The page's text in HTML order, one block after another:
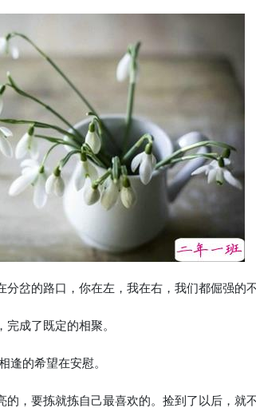
岔的路口，你在左，我在右，我们都倔强的不
成了既定的相聚。
逢的希望在安慰。
，要拣就拣自己最喜欢的。捡到了以后，就